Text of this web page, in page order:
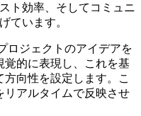
ト効率、そしてコミュニ
ています。
ロジェクトのアイデアを
覚的に表現し、これを基
向性を設定します。こ
リアルタイムで反映させ